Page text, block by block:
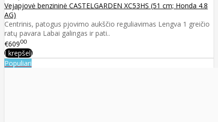
Vejapjovė benzininė CASTELGARDEN XC53HS (51 cm; Honda 4.8
AG)
Centrinis, patogus pjovimo aukščio reguliavimas Lengva 1 greičio
ratų pavara Labai galingas ir pati..
€60900
Į krepšelį
Populiari